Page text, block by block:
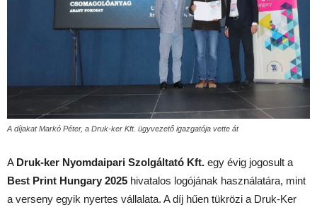
A díjakat Markó Péter, a Druk-ker Kft. ügyvezető igazgatója vette át
A Druk-ker Nyomdaipari Szolgáltató Kft. egy évig jogosult a
Best Print Hungary 2025 hivatalos logójának használatára, mint
a verseny egyik nyertes vállalata. A díj hűen tükrözi a Druk-Ker